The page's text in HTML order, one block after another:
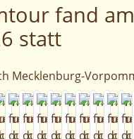
fand am
statt